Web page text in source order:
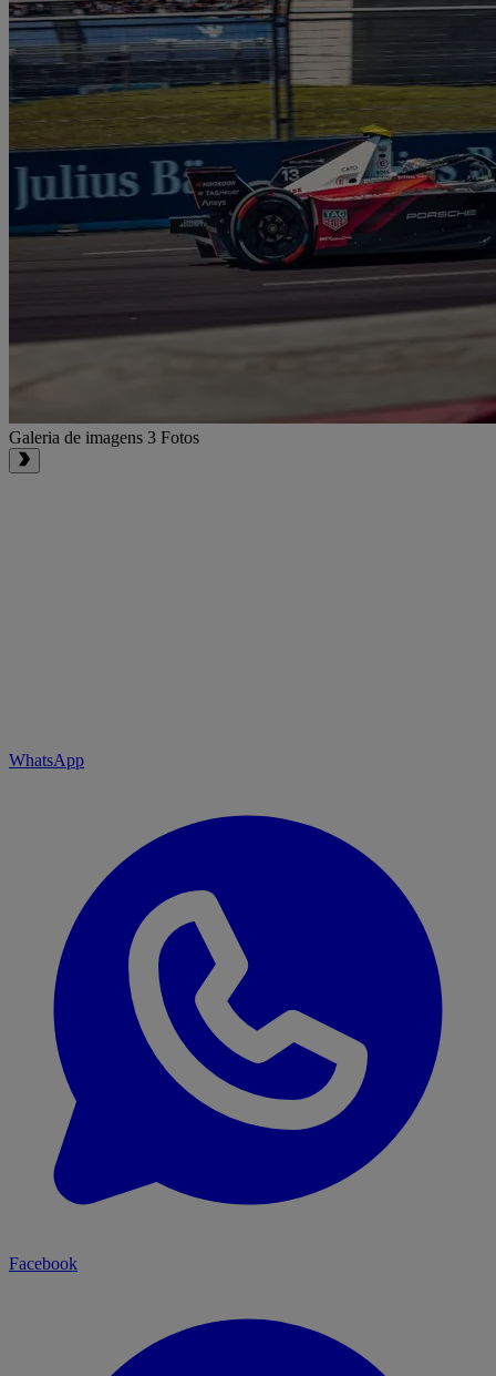
Galeria de imagens 3 Fotos
WhatsApp
Facebook